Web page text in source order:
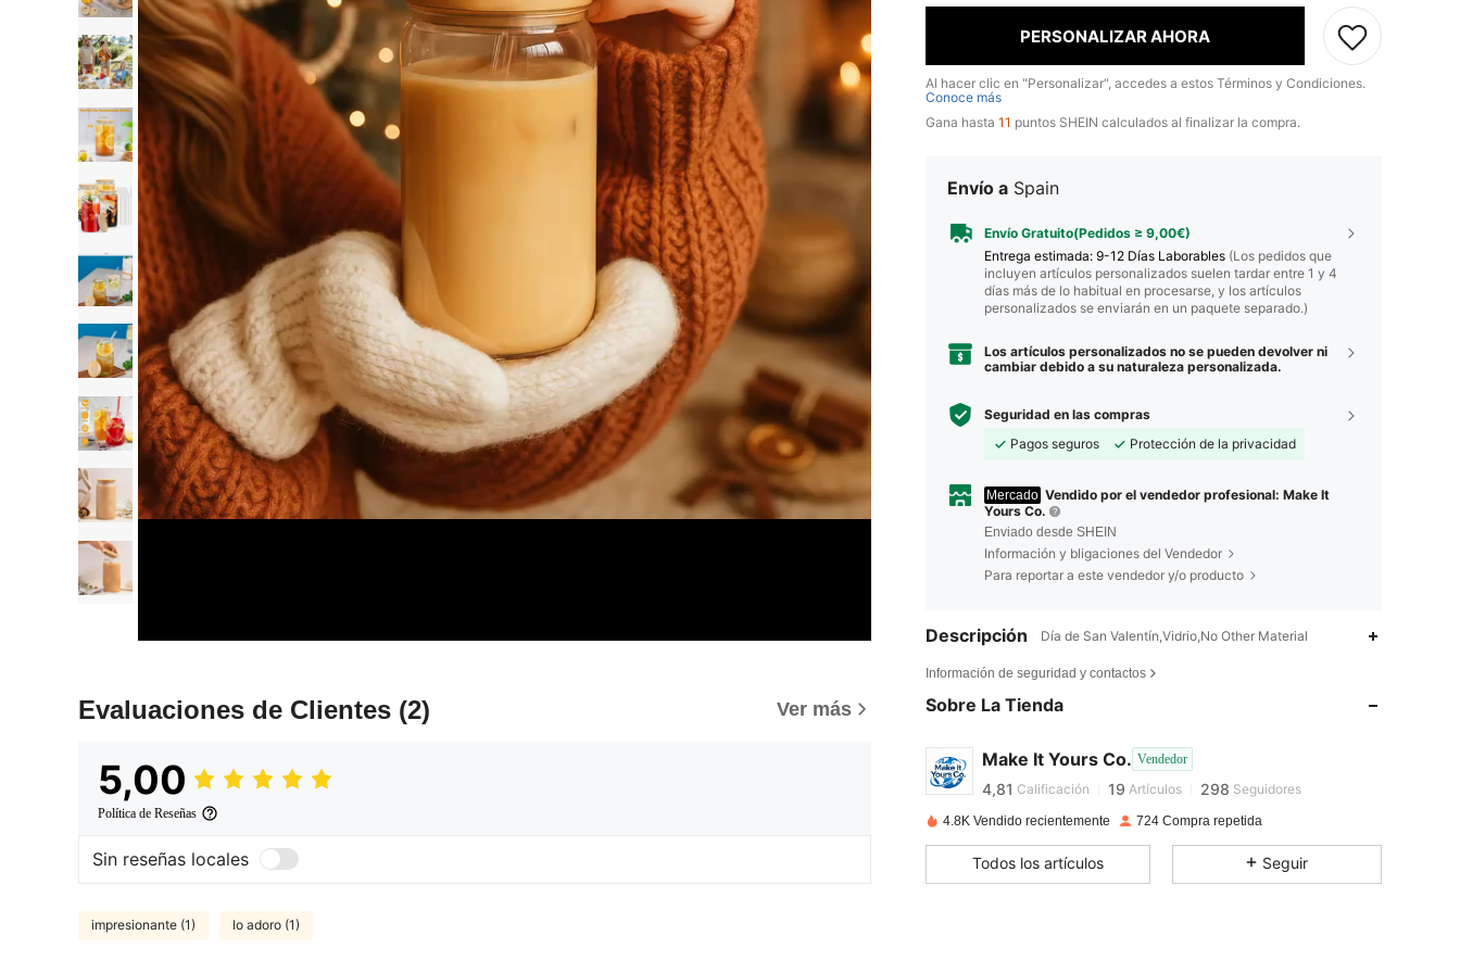
Evaluaciones de Clientes (2) Ver más
5,00
Política de Reseñas
Sin reseñas locales
impresionante (1) lo adoro (1)
PERSONALIZAR AHORA
Al hacer clic en "Personalizar", accedes a estos Términos y Condiciones.
Conoce más
Gana hasta 11 puntos SHEIN calculados al finalizar la compra.
Envío a Spain
Envío Gratuito(Pedidos ≥ 9,00€)
Entrega estimada: 9-12 Días Laborables (Los pedidos que
incluyen artículos personalizados suelen tardar entre 1 y 4
días más de lo habitual en procesarse, y los artículos
personalizados se enviarán en un paquete separado.)
Los artículos personalizados no se pueden devolver ni
cambiar debido a su naturaleza personalizada.
Seguridad en las compras
Pagos seguros
Protección de la privacidad
Mercado Vendido por el vendedor profesional: Make It
Yours Co.
Enviado desde SHEIN
Información y bligaciones del Vendedor
Para reportar a este vendedor y/o producto
Descripción Día de San Valentín,Vidrio,No Other Material
Información de seguridad y contactos
Sobre La Tienda
Make It Yours Co. Vendedor
4,81 Calificación 19 Artículos 298 Seguidores
4,81
4.8K Vendido recientemente 724 Compra repetida
Todos los artículos Seguir